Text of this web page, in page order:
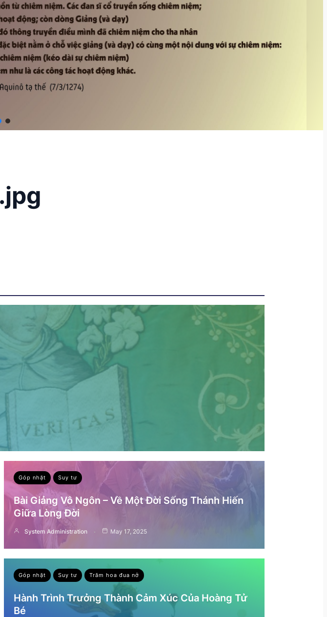
Góp nhặt Suy tư
Bài Giảng Vô Ngôn – Về Một Đời Sống Thánh Hiến
Giữa Lòng Đời
System Administration May 17, 2025
Góp nhặt Suy tư Trăm hoa đua nở
Hành Trình Trưởng Thành Cảm Xúc Của Hoàng Tử
Bé